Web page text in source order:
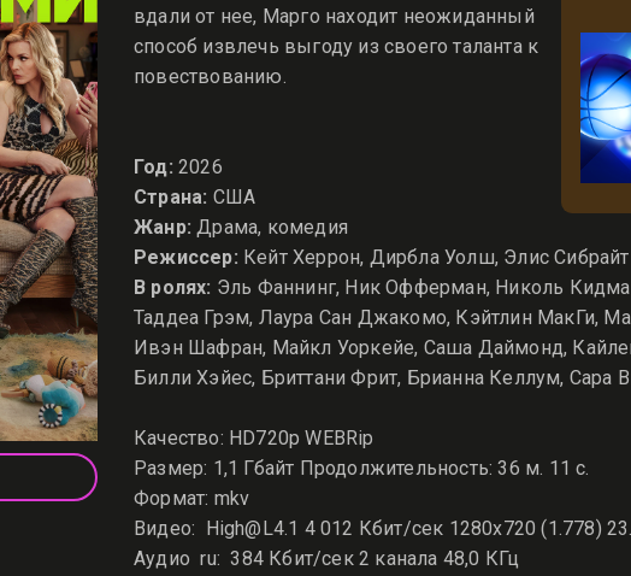
вдали от нее, Марго находит неожиданный
способ извлечь выгоду из своего таланта к
повествованию.
Год: 2026
Страна: США
Жанр: Драма, комедия
Режиссер: Кейт Херрон, Дирбла Уолш, Элис Сибрайт
В ролях: Эль Фаннинг, Ник Офферман, Николь
Таддеа Грэм, Лаура Сан Джакомо, Кэйтлин МакГи,
Ивэн Шафран, Майкл Уоркейе, Саша Даймонд,
Билли Хэйес, Бриттани Фрит, Брианна Келлум, Сара
Качество: HD720p WEBRip
Размер: 1,1 Гбайт Продолжительность: 36 м. 11 с.
Формат: mkv
Видео: High@L4.1 4 012 Кбит/сек 1280x720 (1.778)
Аудио ru: 384 Кбит/сек 2 канала 48,0 КГц